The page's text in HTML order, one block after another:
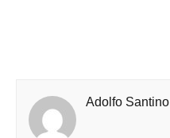
Adolfo Santino